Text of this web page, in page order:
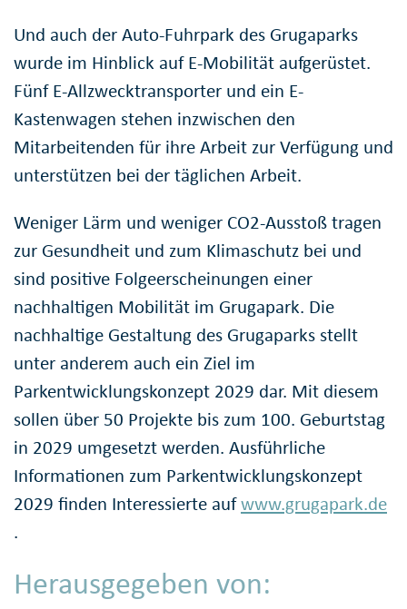
Und auch der Auto-Fuhrpark des Grugaparks
wurde im Hinblick auf E-Mobilität aufgerüstet.
Fünf E-Allzwecktransporter und ein E-
Kastenwagen stehen inzwischen den
Mitarbeitenden für ihre Arbeit zur Verfügung und
unterstützen bei der täglichen Arbeit.
Weniger Lärm und weniger CO2-Ausstoß tragen
zur Gesundheit und zum Klimaschutz bei und
sind positive Folgeerscheinungen einer
nachhaltigen Mobilität im Grugapark. Die
nachhaltige Gestaltung des Grugaparks stellt
unter anderem auch ein Ziel im
Parkentwicklungskonzept 2029 dar. Mit diesem
sollen über 50 Projekte bis zum 100. Geburtstag
in 2029 umgesetzt werden. Ausführliche
Informationen zum Parkentwicklungskonzept
2029 finden Interessierte aufwww.grugapark.de
.
Herausgegeben von: